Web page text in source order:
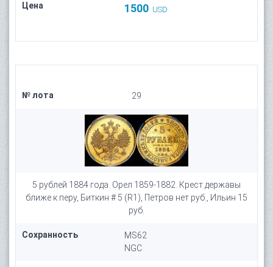
Цена 1500 USD
№ лота 29
5 рублей 1884 года. Орел 1859-1882. Крест державы
ближе к перу, Биткин # 5 (R1), Петров нет руб., Ильин 15
руб.
Сохранность
MS62
NGC